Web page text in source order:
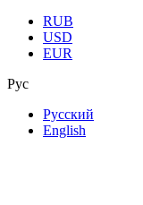
RUB
USD
EUR
Рус
Русский
English